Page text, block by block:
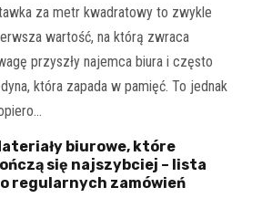
za metr kwadratowy to zwykle
wartość, na którą zwraca
przyszły najemca biura i często
która zapada w pamięć. To jednak
biurowe, które
się najszybciej – lista
regularnych zamówień